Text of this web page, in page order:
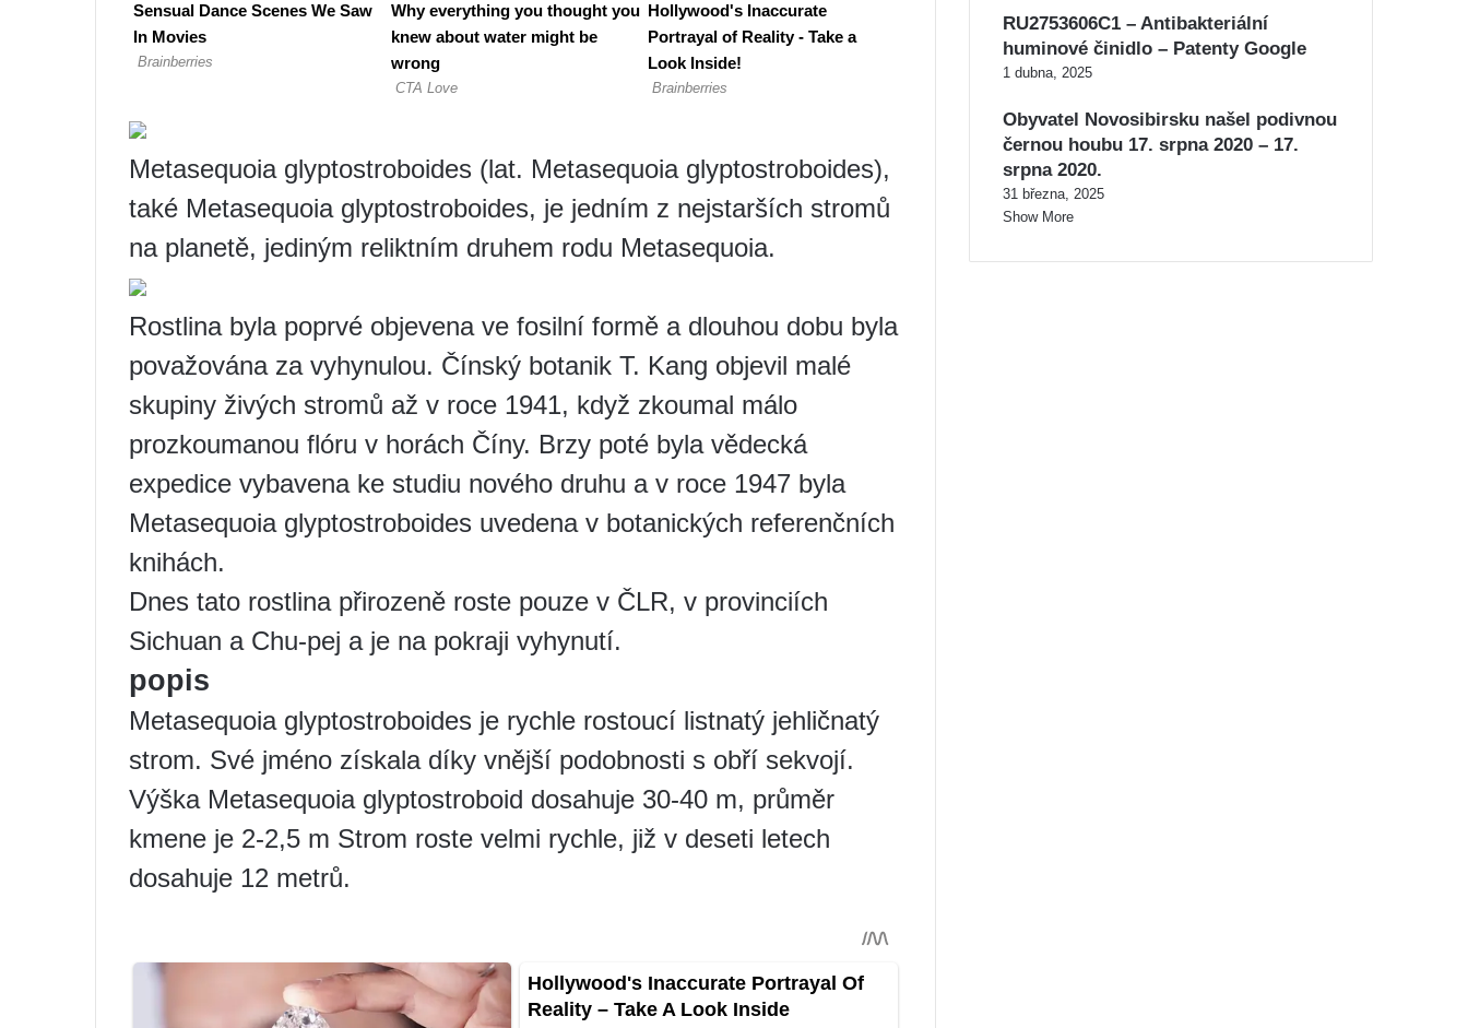
Metasequoia glyptostroboides (lat. Metasequoia glyptostroboides),
také Metasequoia glyptostroboides, je jedním z nejstarších stromů
na planetě, jediným reliktním druhem rodu Metasequoia.
Rostlina byla poprvé objevena ve fosilní formě a dlouhou dobu byla
považována za vyhynulou. Čínský botanik T. Kang objevil malé
skupiny živých stromů až v roce 1941, když zkoumal málo
prozkoumanou flóru v horách Číny. Brzy poté byla vědecká
expedice vybavena ke studiu nového druhu a v roce 1947 byla
Metasequoia glyptostroboides uvedena v botanických referenčních
knihách.
Dnes tato rostlina přirozeně roste pouze v ČLR, v provinciích
Sichuan a Chu-pej a je na pokraji vyhynutí.
popis
Metasequoia glyptostroboides je rychle rostoucí listnatý jehličnatý
strom. Své jméno získala díky vnější podobnosti s obří sekvojí.
Výška Metasequoia glyptostroboid dosahuje 30-40 m, průměr
kmene je 2-2,5 m Strom roste velmi rychle, již v deseti letech
dosahuje 12 metrů.
RU2753606C1 – Antibakteriální
huminové činidlo – Patenty Google
1 dubna, 2025
Obyvatel Novosibirsku našel podivnou
černou houbu 17. srpna 2020 – 17.
srpna 2020.
31 března, 2025
Show More